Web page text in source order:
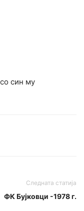
син му
Следната статија
ФК Бујковци -1978 г.